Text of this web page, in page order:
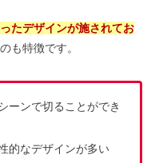
たデザインが施されてお
のも特徴です。
ーンで切ることができ
的なデザインが多い